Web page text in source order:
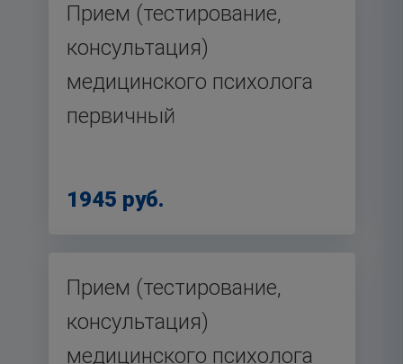
Прием (тестирование,
консультация)
медицинского психолога
первичный
1945 руб.
Прием (тестирование,
консультация)
медицинского психолога